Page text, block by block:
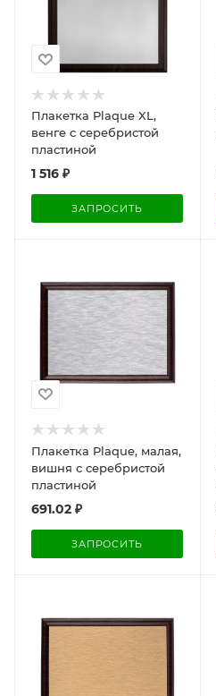
Плакетка Plaque XL,
венге с серебристой
пластиной
1 516 ₽
ЗАПРОСИТЬ
Плакетка Plaque, малая,
вишня с серебристой
пластиной
691.02 ₽
ЗАПРОСИТЬ